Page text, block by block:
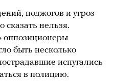
поджогов и угроз
сказать нельзя.
оппозиционеры
быть несколько
испугались
в полицию.